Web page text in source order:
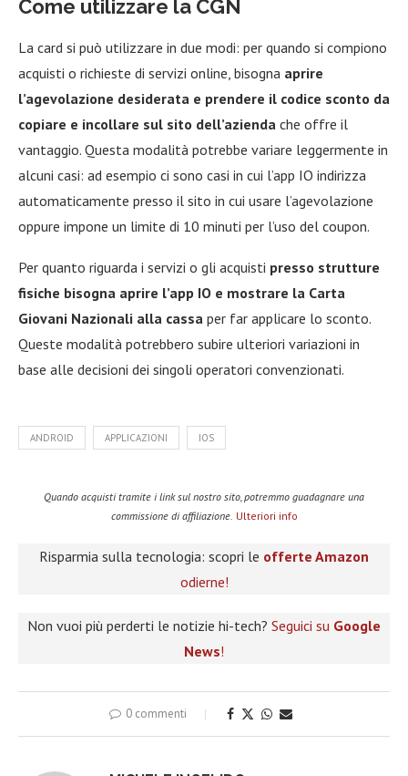
Come utilizzare la CGN
La card si può utilizzare in due modi: per quando si compiono
acquisti o richieste di servizi online, bisogna aprire
l’agevolazione desiderata e prendere il codice sconto da
copiare e incollare sul sito dell’azienda che offre il
vantaggio. Questa modalità potrebbe variare leggermente in
alcuni casi: ad esempio ci sono casi in cui l’app IO indirizza
automaticamente presso il sito in cui usare l’agevolazione
oppure impone un limite di 10 minuti per l’uso del coupon.
Per quanto riguarda i servizi o gli acquisti presso strutture
fisiche bisogna aprire l’app IO e mostrare la Carta
Giovani Nazionali alla cassa per far applicare lo sconto.
Queste modalità potrebbero subire ulteriori variazioni in
base alle decisioni dei singoli operatori convenzionati.
ANDROID APPLICAZIONI IOS
Quando acquisti tramite i link sul nostro sito, potremmo guadagnare una
commissione di affiliazione. Ulteriori info
Risparmia sulla tecnologia: scopri le offerte Amazon
odierne!
Non vuoi più perderti le notizie hi-tech? Seguici su Google
News!
0 commenti